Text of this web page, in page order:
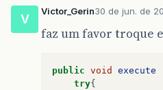
V
Victor_Gerin30 de jun. de
faz um favor troque
public void execute
try{